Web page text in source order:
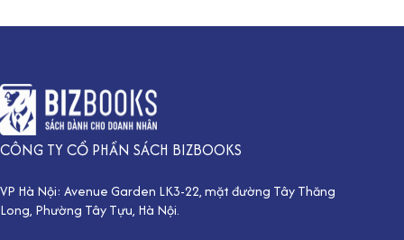
CÔNG TY CỔ PHẦN SÁCH BIZBOOKS
VP Hà Nội: Avenue Garden LK3-22, mặt đường Tây Thăng
Long, Phường Tây Tựu, Hà Nội.